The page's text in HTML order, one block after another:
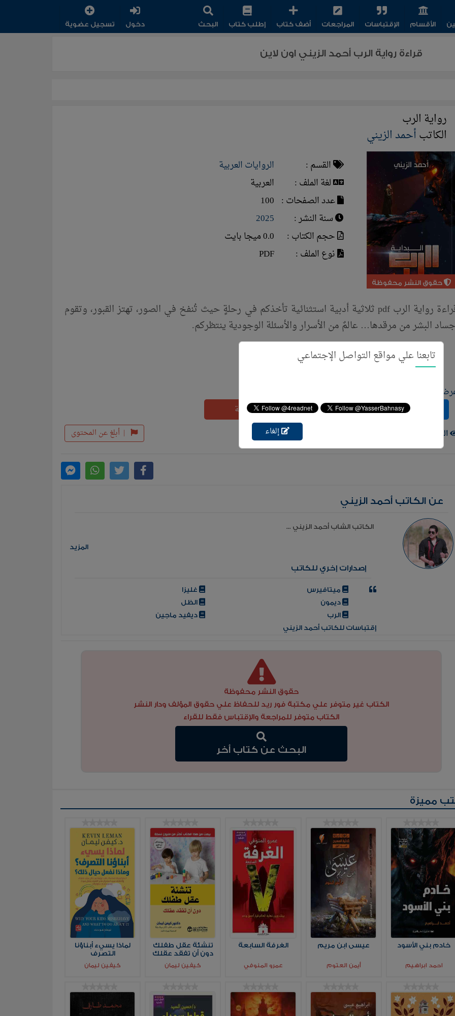
الأقسام الإقتباسات المراجعات أضف كتاب إطلب كتاب البحث دخول تسجيل عضوية
قراءة رواية الرب أحمد الزيني اون لاين
رواية الرب
الكاتبأحمد الزيني
حقوق النشر محفوظة
القسم :
الروايات العربية
لغة الملف :
العربية
عدد الصفحات : 100
سنة النشر :
2025
حجم الكتاب :
0.0 ميجا بايت
نوع الملف :
PDF
قراءة رواية الرب pdf ثلاثية أدبية استثنائية تأخذكم في رحلةٍ حيث تُنفخ في الصور، تهتز القبور، وتقوم
البشر من مرقدها… عالمٌ من الأسرار والأسئلة الوجودية ينتظركم.
المزيد
أضف إقتباس أضف مراجعة
| أبلغ عن المحتوى الزوار ( 761 )
عن الكاتب أحمد الزيني
الكاتب الشاب أحمد الزيني ...
المزيد
إصدارات إخري للكاتب
غليزا
ميتافيرس
الظل
ديمون
ديفيد ماجين
الرب
إقتباسات للكاتب أحمد الزيني
حقوق النشر محفوظة
الكتاب غير متوفر علي مكتبة فور ريد للحفاظ علي حقوق المؤلف ودار النشر
الكتاب متوفر للمراجعة والإقتباس فقط للقراء
البحث عن كتاب أخر
مميزة
خادم بني الأسود
احمد ابراهيم
عيسى ابن مريم
أيمن العتوم
الغرفة السابعة
عمرو المنوفي
تنشئة عقل طفلك
دون أن تفقد عقلك
كيفين ليمان
لماذا يسيء أبناؤنا
التصرف
كيفين ليمان
تابعنا علي مواقع التواصل الإجتماعي
إلغاء